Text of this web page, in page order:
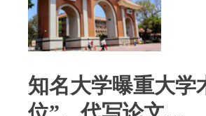
知名大学曝重大学